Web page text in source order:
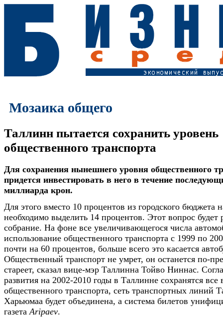
Мозаика общего
Таллинн пытается сохранить уровень
общественного транспорта
Для сохранения нынешнего уровня общественного
придется инвестировать в него в течение
миллиарда крон.
Для этого вместо 10 процентов из городского бюджета
необходимо выделить 14 процентов. Этот вопрос будет
собрание. На фоне все увеличивающегося числа
использование общественного транспорта с 1999 по
почти на 60 процентов, больше всего это касается
Общественный транспорт не умрет, он останется по-
стареет, сказал вице-мэр Таллинна Тойво Ниннас.
развития на 2002-2010 годы в Таллинне сохранятся все
общественного транспорта, сеть транспортных линий
Харьюмаа будет объединена, а система билетов
газета Aripaev.